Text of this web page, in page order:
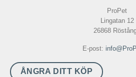
ProPet
Lingatan 12
26868
E-post:
ÅNGRA DITT KÖP